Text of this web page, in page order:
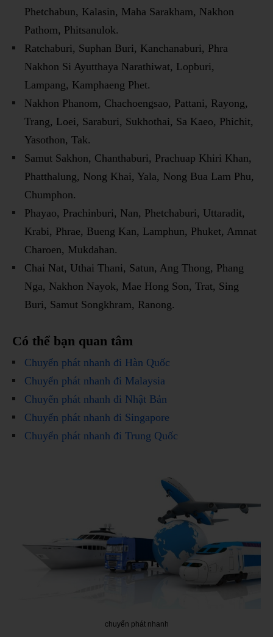
Phetchabun, Kalasin, Maha Sarakham, Nakhon
Pathom, Phitsanulok.
Ratchaburi, Suphan Buri, Kanchanaburi, Phra
Nakhon Si Ayutthaya Narathiwat, Lopburi,
Lampang, Kamphaeng Phet.
Nakhon Phanom, Chachoengsao, Pattani, Rayong,
Trang, Loei, Saraburi, Sukhothai, Sa Kaeo, Phichit,
Yasothon, Tak.
Samut Sakhon, Chanthaburi, Prachuap Khiri Khan,
Phatthalung, Nong Khai, Yala, Nong Bua Lam Phu,
Chumphon.
Phayao, Prachinburi, Nan, Phetchaburi, Uttaradit,
Krabi, Phrae, Bueng Kan, Lamphun, Phuket, Amnat
Charoen, Mukdahan.
Chai Nat, Uthai Thani, Satun, Ang Thong, Phang
Nga, Nakhon Nayok, Mae Hong Son, Trat, Sing
Buri, Samut Songkhram, Ranong.
Có thể bạn quan tâm
Chuyển phát nhanh đi Hàn Quốc
Chuyển phát nhanh đi Malaysia
Chuyển phát nhanh đi Nhật Bản
Chuyển phát nhanh đi Singapore
Chuyển phát nhanh đi Trung Quốc
chuyển phát nhanh